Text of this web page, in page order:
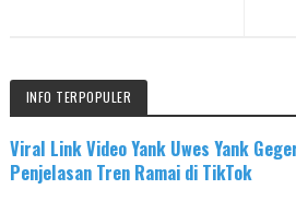
INFO TERPOPULER
Viral Link Video Yank Uwes Yank
Penjelasan Tren Ramai di TikTok